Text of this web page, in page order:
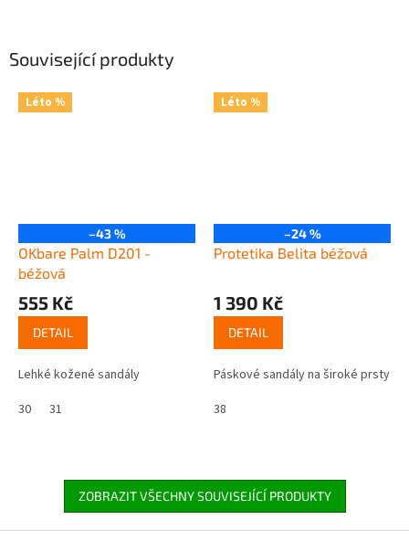
Související produkty
Léto %
–43 %
OKbare Palm D201 -
béžová
555 Kč
DETAIL
Lehké kožené sandály
30
31
Léto %
–24 %
Protetika Belita béžová
1 390 Kč
DETAIL
Páskové sandály na široké prsty
38
ZOBRAZIT VŠECHNY SOUVISEJÍCÍ PRODUKTY